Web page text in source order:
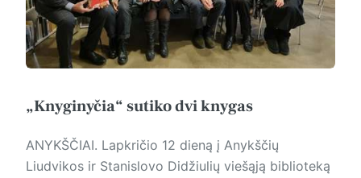
„Knyginyčia“ sutiko dvi knygas
ANYKŠČIAI. Lapkričio 12 dieną į Anykščių
Liudvikos ir Stanislovo Didžiulių viešąją biblioteką